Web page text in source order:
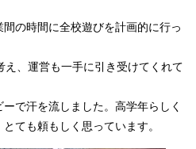
の時間に全校遊びを計画的に行っ
え、運営も一手に引き受けてくれて
で汗を流しました。高学年らしく
ても頼もしく思っています。